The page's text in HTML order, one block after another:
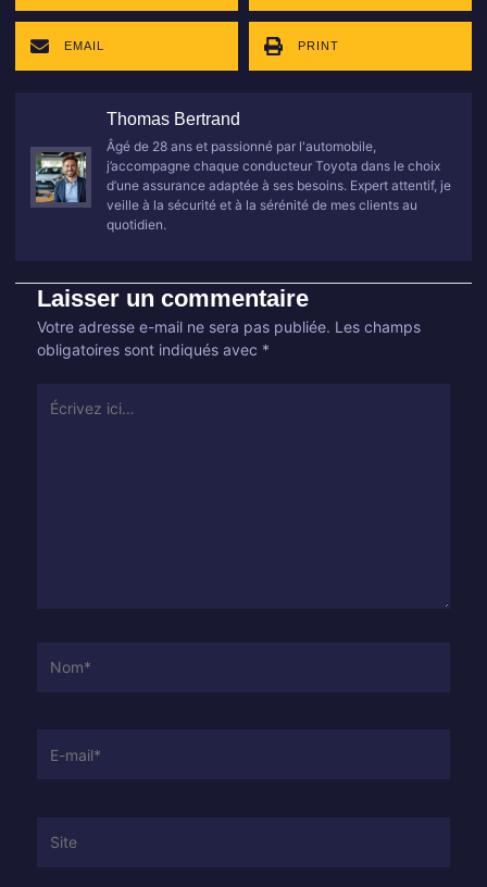
EMAIL PRINT
Thomas Bertrand
Âgé de 28 ans et passionné par l'automobile,
j’accompagne chaque conducteur Toyota dans le choix
d’une assurance adaptée à ses besoins. Expert attentif, je
veille à la sécurité et à la sérénité de mes clients au
quotidien.
Laisser un commentaire
Votre adresse e-mail ne sera pas publiée. Les champs
obligatoires sont indiqués avec *
ici…
mail*